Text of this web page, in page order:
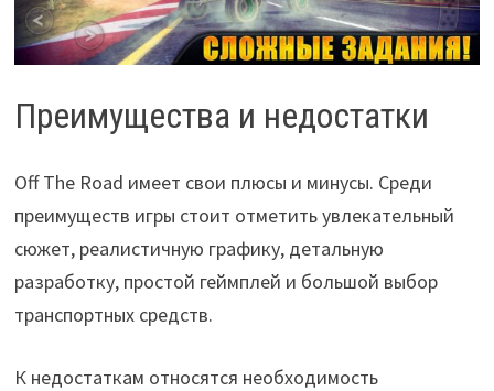
Преимущества и недостатки
Off The Road имеет свои плюсы и минусы. Среди
преимуществ игры стоит отметить увлекательный
сюжет, реалистичную графику, детальную
разработку, простой геймплей и большой выбор
транспортных средств.
К недостаткам относятся необходимость